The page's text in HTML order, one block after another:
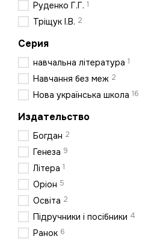
Руденко Г.Г. 1
Тріщук І.В. 2
Серия
навчальна література 1
Навчання без меж 2
Нова українська школа 16
Издательство
Богдан 2
Генеза 9
Літера 1
Оріон 5
Освіта 2
Підручники і посібники 4
Ранок 6